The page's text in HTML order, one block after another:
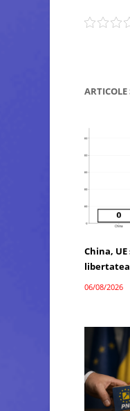
China,
06/08/2026